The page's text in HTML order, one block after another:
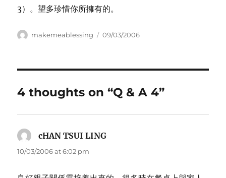
3）。望多珍惜你所擁有的。
Author
makemeablessing
Posted
09/03/2006
4 thoughts on “Q & A 4”
cHAN TSUI LING
10/03/2006 at 6:02 pm